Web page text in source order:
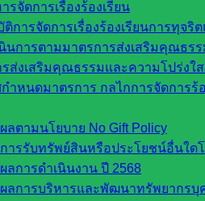
รจัดการเรื่องร้องเรียน
การจัดการเรื่องร้องเรียนการทุจริ
นการตามมาตรการส่งเสริมคุณธร
ส่งเสริมคุณธรรมและความโปร่งใ
ำหนดมาตรการ กลไกการจัดการร้
ลตามนโยบาย No Gift Policy
ารรับทรัพย์สินหรือประโยชน์อื่นใด
ลการดำเนินงาน ปี 2568
ผลการบริหารและพัฒนาทรัพยากร
ตามและประเมินผลฯ
สูตรต้านทุจริต
น.นิพนธ์ พรมพิไล
น.ชยาธิศ/ศน.อัญชลี
ร.สราวดี เพ็งศรีโคตร
กรรมการ ก.ต.ป.น.
.ก.ศ.เขตพื้นที่การศึกษา
กสาร